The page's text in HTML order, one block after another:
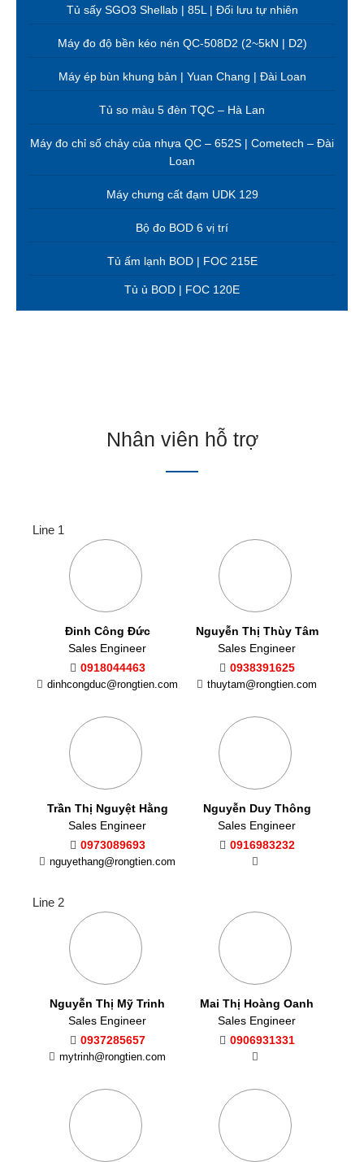
Tủ sấy SGO3 Shellab | 85L | Đối lưu tự nhiên
Máy đo độ bền kéo nén QC-508D2 (2~5kN | D2)
Máy ép bùn khung bản | Yuan Chang | Đài Loan
Tủ so màu 5 đèn TQC – Hà Lan
Máy đo chỉ số chảy của nhựa QC – 652S | Cometech – Đài
Loan
Máy chưng cất đạm UDK 129
Bộ đo BOD 6 vị trí
Tủ ấm lạnh BOD | FOC 215E
Tủ ủ BOD | FOC 120E
Nhân viên hỗ trợ
Line 1
Đinh Công Đức
Sales Engineer
0918044463
dinhcongduc@rongtien.com
Nguyễn Thị Thùy Tâm
Sales Engineer
0938391625
thuytam@rongtien.com
Trần Thị Nguyệt Hằng
Sales Engineer
0973089693
nguyethang@rongtien.com
Nguyễn Duy Thông
Sales Engineer
0916983232
Line 2
Nguyễn Thị Mỹ Trinh
Sales Engineer
0937285657
mytrinh@rongtien.com
Mai Thị Hoàng Oanh
Sales Engineer
0906931331